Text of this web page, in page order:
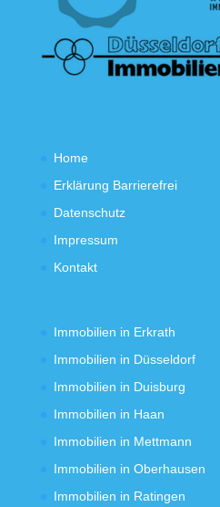
Home
Erklärung Barrierefrei
Datenschutz
Impressum
Kontakt
Immobilien in Erkrath
Immobilien in Düsseldorf
Immobilien in Duisburg
Immobilien in Haan
Immobilien in Mettmann
Immobilien in Oberhausen
Immobilien in Ratingen